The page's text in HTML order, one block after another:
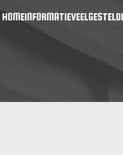
HOMEINFORMATIE